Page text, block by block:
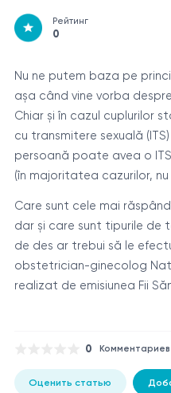
Рейтинг
0
Nu ne putem baza pe
așa când vine vorba
Chiar și în cazul cuplurilor
cu transmitere sexuală
persoană poate avea o
(în majoritatea cazurilor,
Care sunt cele mai
dar și care sunt tipurile de
de des ar trebui să le
obstetrician-ginecolog
realizat de emisiunea Fii
0 Комментариев
Оценить статью